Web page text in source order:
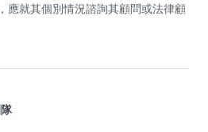
應就其個別情況諮詢其顧問或法律顧